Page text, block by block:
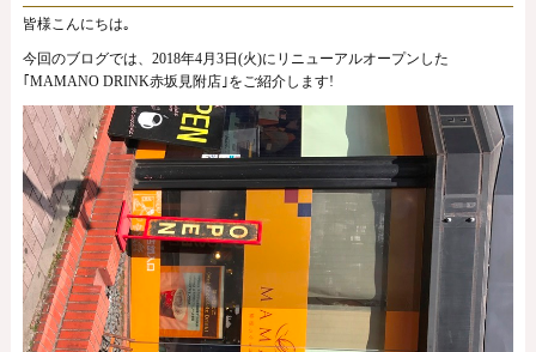
皆様こんにちは｡
今回のブログでは、2018年4月3日(火)にリニューアルオープンした
｢MAMANO DRINK赤坂見附店｣をご紹介します!